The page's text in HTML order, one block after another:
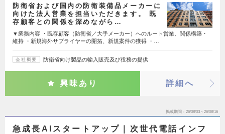
防衛省および国内の防衛装備品メーカーに
向けた法人営業を担当いただきます。 既
存顧客との関係を深めながら…
▼業務内容 ・既存顧客（防衛省／大手メーカー）へのルート営業、関係構築・
維持 ・新規海外サプライヤーの開拓、新規案件の獲得 ・…
会社概要 防衛省向け製品の輸入販売及び役務の提供
興味あり 詳細へ
掲載期間 26/08/03～26/08/16
急成長AIスタートアップ｜次世代電話インフ